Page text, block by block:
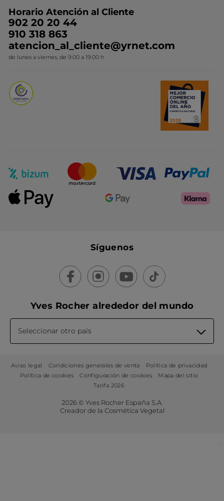
Conviértete en Franquiciada
Ideas de Regalo
Colección Monoi
Novedades del mes
Contacto
Horario Atención al Cliente
902 20 20 44
910 318 863
atencion_al_cliente@yrnet.com
de lunes a viernes, de 9:00 a 19:00 h
Síguenos
Yves Rocher alrededor del mundo
Seleccionar otro país
Aviso legal Condiciones generales de venta
Política de privacidad
Política de cookies
Configuración de cookies
Mapa del sitio
Tarifa 2026
2026 © Yves Rocher España S.A.
Creador de la Cosmética Vegetal